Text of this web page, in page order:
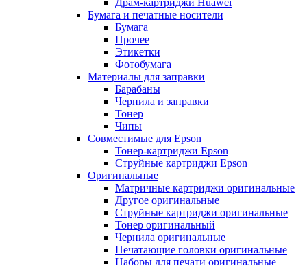
Драм-картриджи Huawei
Бумага и печатные носители
Бумага
Прочее
Этикетки
Фотобумага
Материалы для заправки
Барабаны
Чернила и заправки
Тонер
Чипы
Совместимые для Epson
Тонер-картриджи Epson
Струйные картриджи Epson
Оригинальные
Матричные картриджи оригинальные
Другое оригинальные
Струйные картриджи оригинальные
Тонер оригинальный
Чернила оригинальные
Печатающие головки оригинальные
Наборы для печати оригинальные